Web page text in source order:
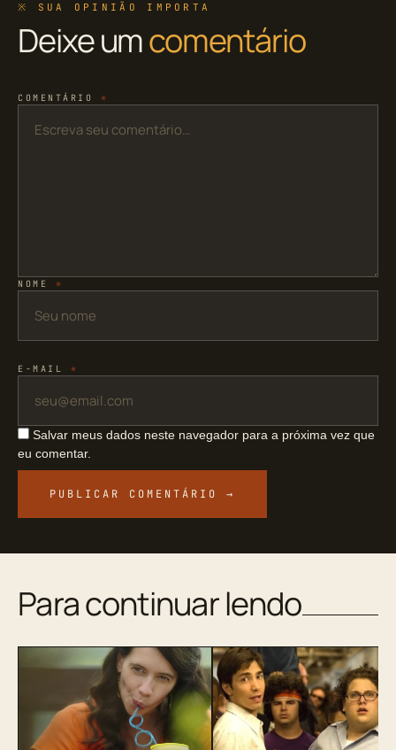
※ SUA OPINIÃO IMPORTA
Deixe umcomentário
COMENTÁRIO *
NOME *
E-MAIL *
Salvar meus dados neste navegador para a próxima vez que
eu comentar.
Para continuar lendo